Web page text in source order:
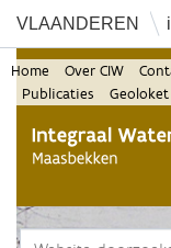
VLAANDEREN
Zoek
Home Over CIW
Publicaties
Geoloket